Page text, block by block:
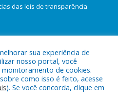
das leis de transparência
Câmara Municipal de Salvaterra.
sua experiência de
nosso portal, você
de cookies.
como isso é feito, acesse
). Se você concorda, clique em